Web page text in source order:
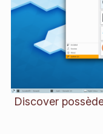
Discover